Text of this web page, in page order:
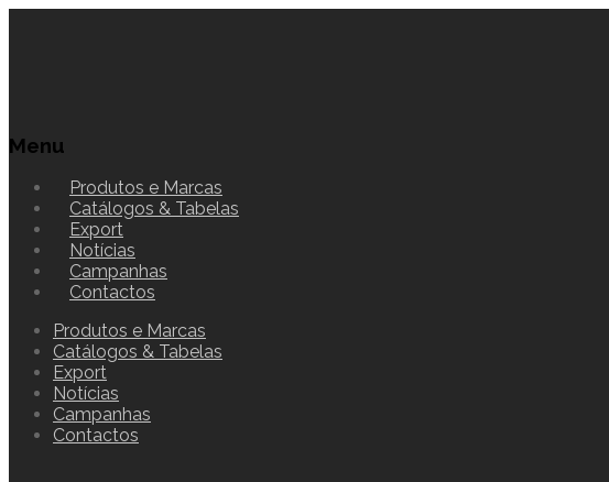
Menu
Produtos e Marcas
Catálogos & Tabelas
Export
Notícias
Campanhas
Contactos
Produtos e Marcas
Catálogos & Tabelas
Export
Notícias
Campanhas
Contactos